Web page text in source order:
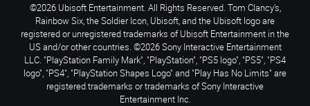
©2026 Ubisoft Entertainment. All Rights Reserved. Tom Clancy’s,
Rainbow Six, the Soldier Icon, Ubisoft, and the Ubisoft logo are
registered or unregistered trademarks of Ubisoft Entertainment in the
US and/or other countries. ©2026 Sony Interactive Entertainment
LLC. "PlayStation Family Mark", "PlayStation", "PS5 logo", "PS5", "PS4
logo", "PS4", "PlayStation Shapes Logo" and "Play Has No Limits" are
registered trademarks or trademarks of Sony Interactive
Entertainment Inc.